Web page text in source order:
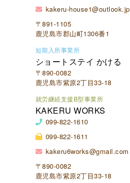
kakeru-house1@outlook.jp
〒891-1105
鹿児島市郡山町1306番1
短期入所事業所
ショートステイ かける
〒890-0082
鹿児島市紫原2丁目33-18
就労継続支援B型事業所
KAKERU WORKS
099-822-1610
099-822-1611
kakeru6works@gmail.com
〒890-0082
鹿児島市紫原2丁目33-18